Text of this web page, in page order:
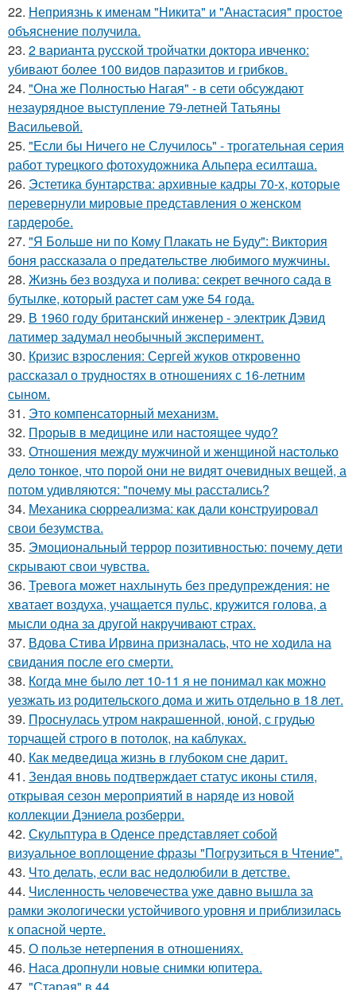
22. Неприязнь к именам "Никита" и "Анастасия" простое
объяснение получила.
23. 2 варианта русской тройчатки доктора ивченко:
убивают более 100 видов паразитов и грибков.
24. "Она же Полностью Нагая" - в сети обсуждают
незаурядное выступление 79-летней Татьяны
Васильевой.
25. "Если бы Ничего не Случилось" - трогательная серия
работ турецкого фотохудожника Альпера есилташа.
26. Эстетика бунтарства: архивные кадры 70-х, которые
перевернули мировые представления о женском
гардеробе.
27. "Я Больше ни по Кому Плакать не Буду": Виктория
боня рассказала о предательстве любимого мужчины.
28. Жизнь без воздуха и полива: секрет вечного сада в
бутылке, который растет сам уже 54 года.
29. В 1960 году британский инженер - электрик Дэвид
латимер задумал необычный эксперимент.
30. Кризис взросления: Сергей жуков откровенно
рассказал о трудностях в отношениях с 16-летним
сыном.
31. Это компенсаторный механизм.
32. Прорыв в медицине или настоящее чудо?
33. Отношения между мужчиной и женщиной настолько
дело тонкое, что порой они не видят очевидных вещей, а
потом удивляются: "почему мы расстались?
34. Механика сюрреализма: как дали конструировал
свои безумства.
35. Эмоциональный террор позитивностью: почему дети
скрывают свои чувства.
36. Тревога может нахлынуть без предупреждения: не
хватает воздуха, учащается пульс, кружится голова, а
мысли одна за другой накручивают страх.
37. Вдова Стива Ирвина призналась, что не ходила на
свидания после его смерти.
38. Когда мне было лет 10-11 я не понимал как можно
уезжать из родительского дома и жить отдельно в 18 лет.
39. Проснулась утром накрашенной, юной, с грудью
торчащей строго в потолок, на каблуках.
40. Как медведица жизнь в глубоком сне дарит.
41. Зендая вновь подтверждает статус иконы стиля,
открывая сезон мероприятий в наряде из новой
коллекции Дэниела розберри.
42. Скульптура в Оденсе представляет собой
визуальное воплощение фразы "Погрузиться в Чтение".
43. Что делать, если вас недолюбили в детстве.
44. Численность человечества уже давно вышла за
рамки экологически устойчивого уровня и приблизилась
к опасной черте.
45. О пользе нетерпения в отношениях.
46. Наса дропнули новые снимки юпитера.
47. "Старая" в 44.